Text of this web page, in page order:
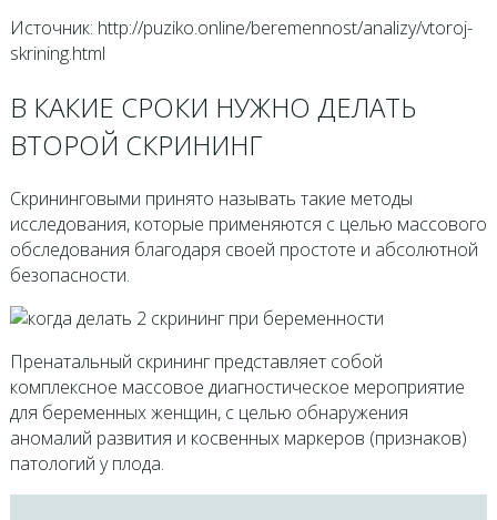
Источник: http://puziko.online/beremennost/analizy/vtoroj-
skrining.html
В КАКИЕ СРОКИ НУЖНО ДЕЛАТЬ
ВТОРОЙ СКРИНИНГ
Скрининговыми принято называть такие методы
исследования, которые применяются с целью массового
обследования благодаря своей простоте и абсолютной
безопасности.
Пренатальный скрининг представляет собой
комплексное массовое диагностическое мероприятие
для беременных женщин, с целью обнаружения
аномалий развития и косвенных маркеров (признаков)
патологий у плода.